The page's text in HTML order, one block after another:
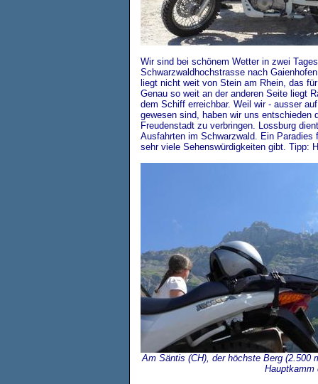
Wir sind bei schönem Wetter in zwei
Schwarzwaldhochstrasse nach
liegt nicht weit von Stein am Rhein, das
Genau so weit an der anderen Seite liegt
dem Schiff erreichbar. Weil wir - ausser
gewesen sind, haben wir uns entschieden
Freudenstadt zu verbringen. Lossburg
Ausfahrten im Schwarzwald. Ein Paradies
sehr viele Sehenswürdigkeiten gibt. Tipp:
Am Säntis (CH), der höchste Berg (2.500
Hauptkamm